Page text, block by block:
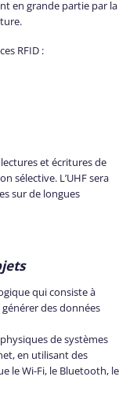
en grande partie par la
RFID :
et écritures de
sélective. L’UHF sera
sur de longues
qui consiste à
des données
de systèmes
en utilisant des
le Wi-Fi, le Bluetooth, le